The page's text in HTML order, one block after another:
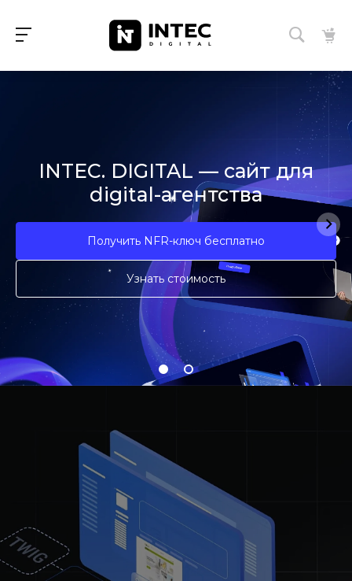
INTEC. DIGITAL — сайт для
digital-агентства
Получить NFR-ключ бесплатно
Узнать стоимость